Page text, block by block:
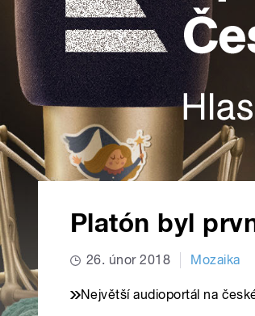
Platón byl
26. únor 2018 Mozaika
Největší audioportál na